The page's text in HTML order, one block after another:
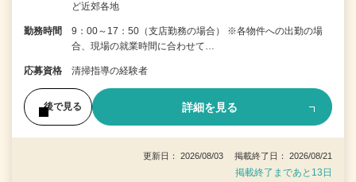
ど近郊各地
勤務時間
9：00～17：50（支店勤務の場合） ※各物件への出勤の場
合、現場の就業時間に合わせて…
応募資格 清掃指導の経験者
後で見る 詳細を見る
更新日： 2026/08/03 掲載終了日： 2026/08/21
掲載終了まであと13日